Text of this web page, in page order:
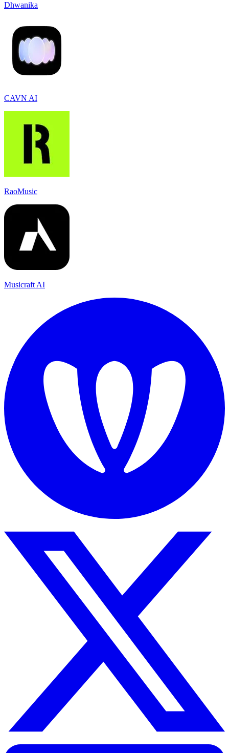
Dhwanika
CAVN AI
RaoMusic
Musicraft AI